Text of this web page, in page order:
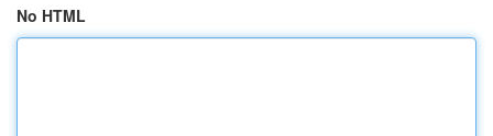
No HTML